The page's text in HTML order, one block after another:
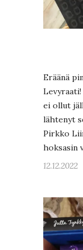
Eräänä
ei ollut
lähtenyt
Pirkko
hoksasin
12.12.2022